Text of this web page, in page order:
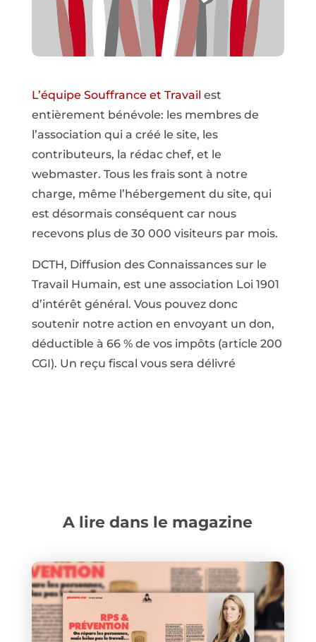
L’équipe Souffrance et Travail est
entièrement bénévole: les membres de
l’association qui a créé le site, les
contributeurs, la rédac chef, et le
webmaster. Tous les frais sont à notre
charge, même l’hébergement du site, qui
est désormais conséquent car nous
recevons plus de 30 000 visiteurs par mois.
DCTH, Diffusion des Connaissances sur le
Travail Humain, est une association Loi 1901
d’intérêt général. Vous pouvez donc
soutenir notre action en envoyant un don,
déductible à 66 % de vos impôts (article 200
CGI). Un reçu fiscal vous sera délivré
A lire dans le magazine